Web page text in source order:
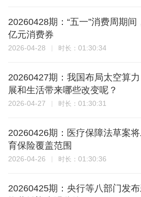
20260428期：“五一”消费周期
亿元消费券
2026-04-28 时长： 01:30:34
20260427期：我国布局太空算
展和生活带来哪些改变呢？
2026-04-27 时长： 01:30:31
20260426期：医疗保障法草案
育保险覆盖范围
2026-04-26 时长： 01:30:36
20260425期：央行等八部门发